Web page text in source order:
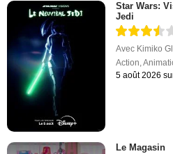
Star Wars:
Jedi
Avec Kimiko
Action,
5 août 2026
Le Magasin